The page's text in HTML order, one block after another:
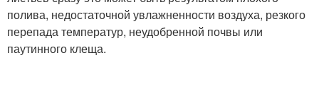
полива, недостаточной увлажненности воздуха, резкого
перепада температур, неудобренной почвы или
паутинного клеща.